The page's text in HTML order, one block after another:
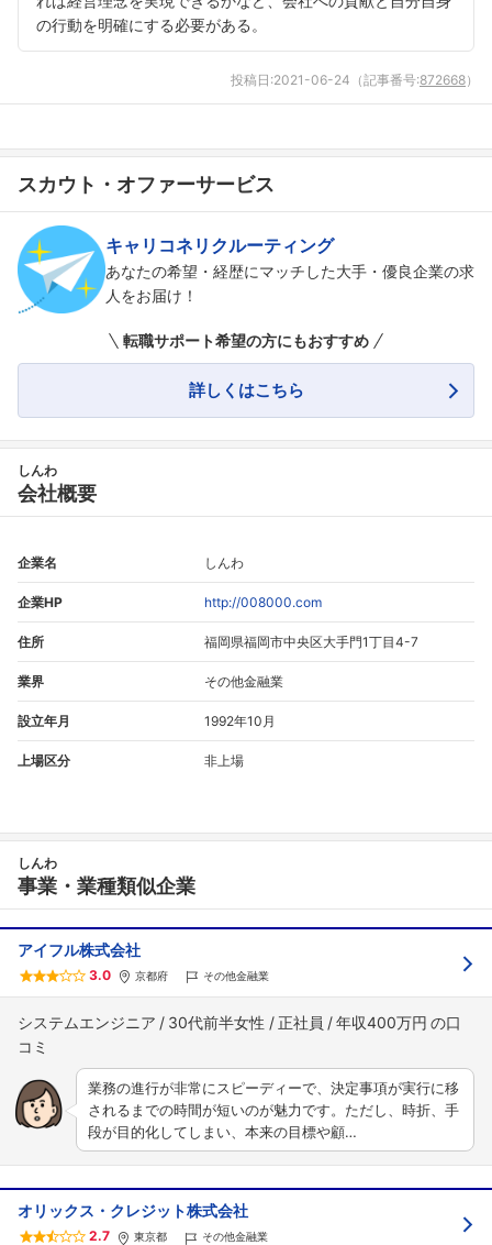
フォローしました
の行動を明確にする必要がある。
投稿日:2021-06-24 （記事番号:872668）
スカウト・オファーサービス
キャリコネリクルーティング
あなたの希望・経歴にマッチした大手・優良企業の求
人をお届け！
転職サポート希望の方にもおすすめ
詳しくはこちら
しんわ
会社概要
企業名 しんわ
企業HP http://008000.com
住所 福岡県福岡市中央区大手門1丁目4-7
業界 その他金融業
設立年月 1992年10月
上場区分 非上場
しんわ
事業・業種類似企業
アイフル株式会社
3.0 京都府 その他金融業
システムエンジニア 30代前半女性 正社員 年収400万円
業務の進行が非常にスピーディーで、決定事項が実行に移
されるまでの時間が短いのが魅力です。ただし、時折、手
段が目的化してしまい、本来の目標や顧…
オリックス・クレジット株式会社
2.7 東京都 その他金融業